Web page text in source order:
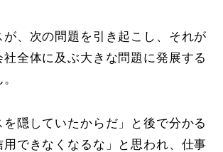
が、次の問題を引き起こし、それが
全体に及ぶ大きな問題に発展する
を隠していたからだ」と後で分かる
用できなくなるな」と思われ、仕事